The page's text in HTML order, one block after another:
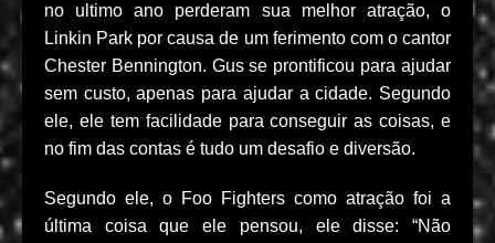
no ultimo ano perderam sua melhor atração, o
Linkin Park por causa de um ferimento com o cantor
Chester Bennington. Gus se prontificou para ajudar
sem custo, apenas para ajudar a cidade. Segundo
ele, ele tem facilidade para conseguir as coisas, e
no fim das contas é tudo um desafio e diversão.
Segundo ele, o Foo Fighters como atração foi a
última coisa que ele pensou, ele disse: “Não